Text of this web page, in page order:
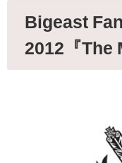
Bigeast
2012『The